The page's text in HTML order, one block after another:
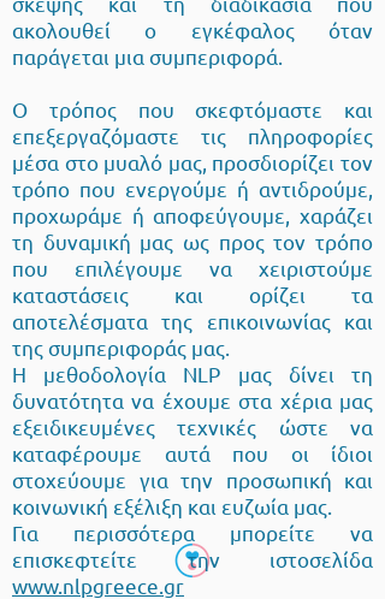
ακολουθεί ο εγκέφαλος όταν
παράγεται μια συμπεριφορά.
Ο τρόπος που σκεφτόμαστε και
επεξεργαζόμαστε τις πληροφορίες
μέσα στο μυαλό μας, προσδιορίζει τον
τρόπο που ενεργούμε ή αντιδρούμε,
προχωράμε ή αποφεύγουμε, χαράζει
τη δυναμική μας ως προς τον τρόπο
που επιλέγουμε να χειριστούμε
καταστάσεις και ορίζει τα
αποτελέσματα της επικοινωνίας και
της συμπεριφοράς μας.
H μεθοδολογία NLP μας δίνει τη
δυνατότητα να έχουμε στα χέρια μας
εξειδικευμένες τεχνικές ώστε να
καταφέρουμε αυτά που οι ίδιοι
στοχεύουμε για την προσωπική και
κοινωνική εξέλιξη και ευζωία μας.
Για περισσότερα μπορείτε να
επισκεφτείτε την ιστοσελίδα
www.nlpgreece.gr